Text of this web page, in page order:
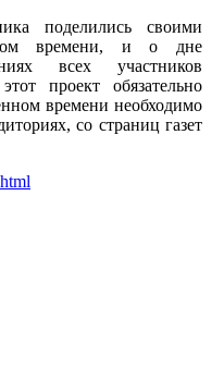
поделились своими
времени, и о дне
всех участников
проект обязательно
времени необходимо
со страниц газет